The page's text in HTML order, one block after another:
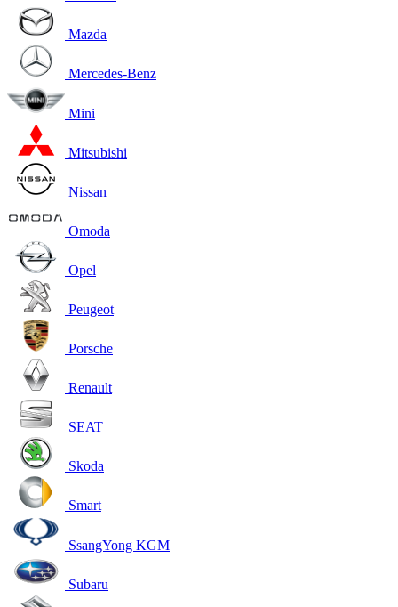
Mazda
Mercedes-Benz
Mini
Mitsubishi
Nissan
Omoda
Opel
Peugeot
Porsche
Renault
SEAT
Skoda
Smart
SsangYong KGM
Subaru